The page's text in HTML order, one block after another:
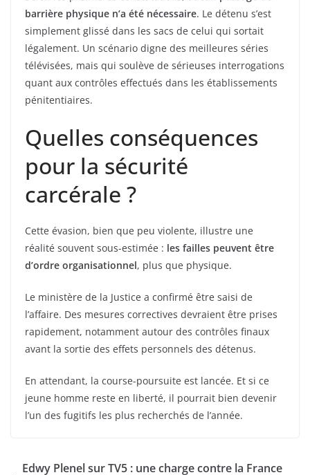
barrière physique n’a été nécessaire. Le détenu s’est
simplement glissé dans les sacs de celui qui sortait
légalement. Un scénario digne des meilleures séries
télévisées, mais qui soulève de sérieuses interrogations
quant aux contrôles effectués dans les établissements
pénitentiaires.
Quelles conséquences
pour la sécurité
carcérale ?
Cette évasion, bien que peu violente, illustre une
réalité souvent sous-estimée : les failles peuvent être
d’ordre organisationnel, plus que physique.
Le ministère de la Justice a confirmé être saisi de
l’affaire. Des mesures correctives devraient être prises
rapidement, notamment autour des contrôles finaux
avant la sortie des effets personnels des détenus.
En attendant, la course-poursuite est lancée. Et si ce
jeune homme reste en liberté, il pourrait bien devenir
l’un des fugitifs les plus recherchés de l’année.
Edwy Plenel sur TV5 : une charge contre la France